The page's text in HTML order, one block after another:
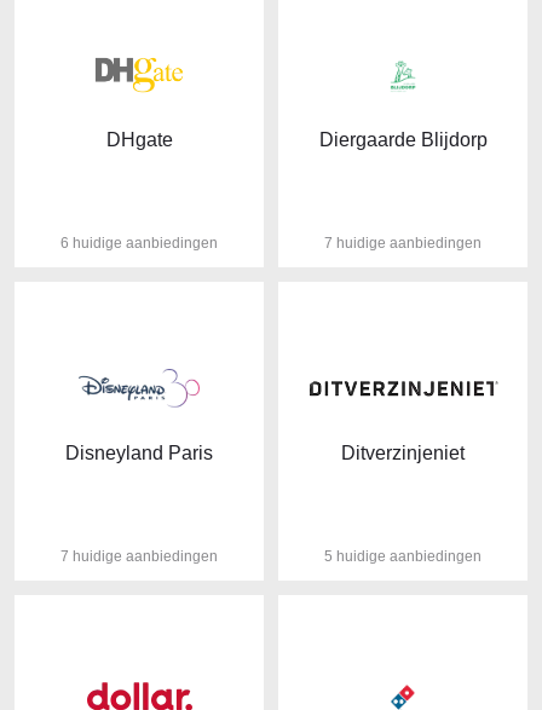
DHgate
6 huidige aanbiedingen
Diergaarde Blijdorp
7 huidige aanbiedingen
Disneyland Paris
7 huidige aanbiedingen
Ditverzinjeniet
5 huidige aanbiedingen